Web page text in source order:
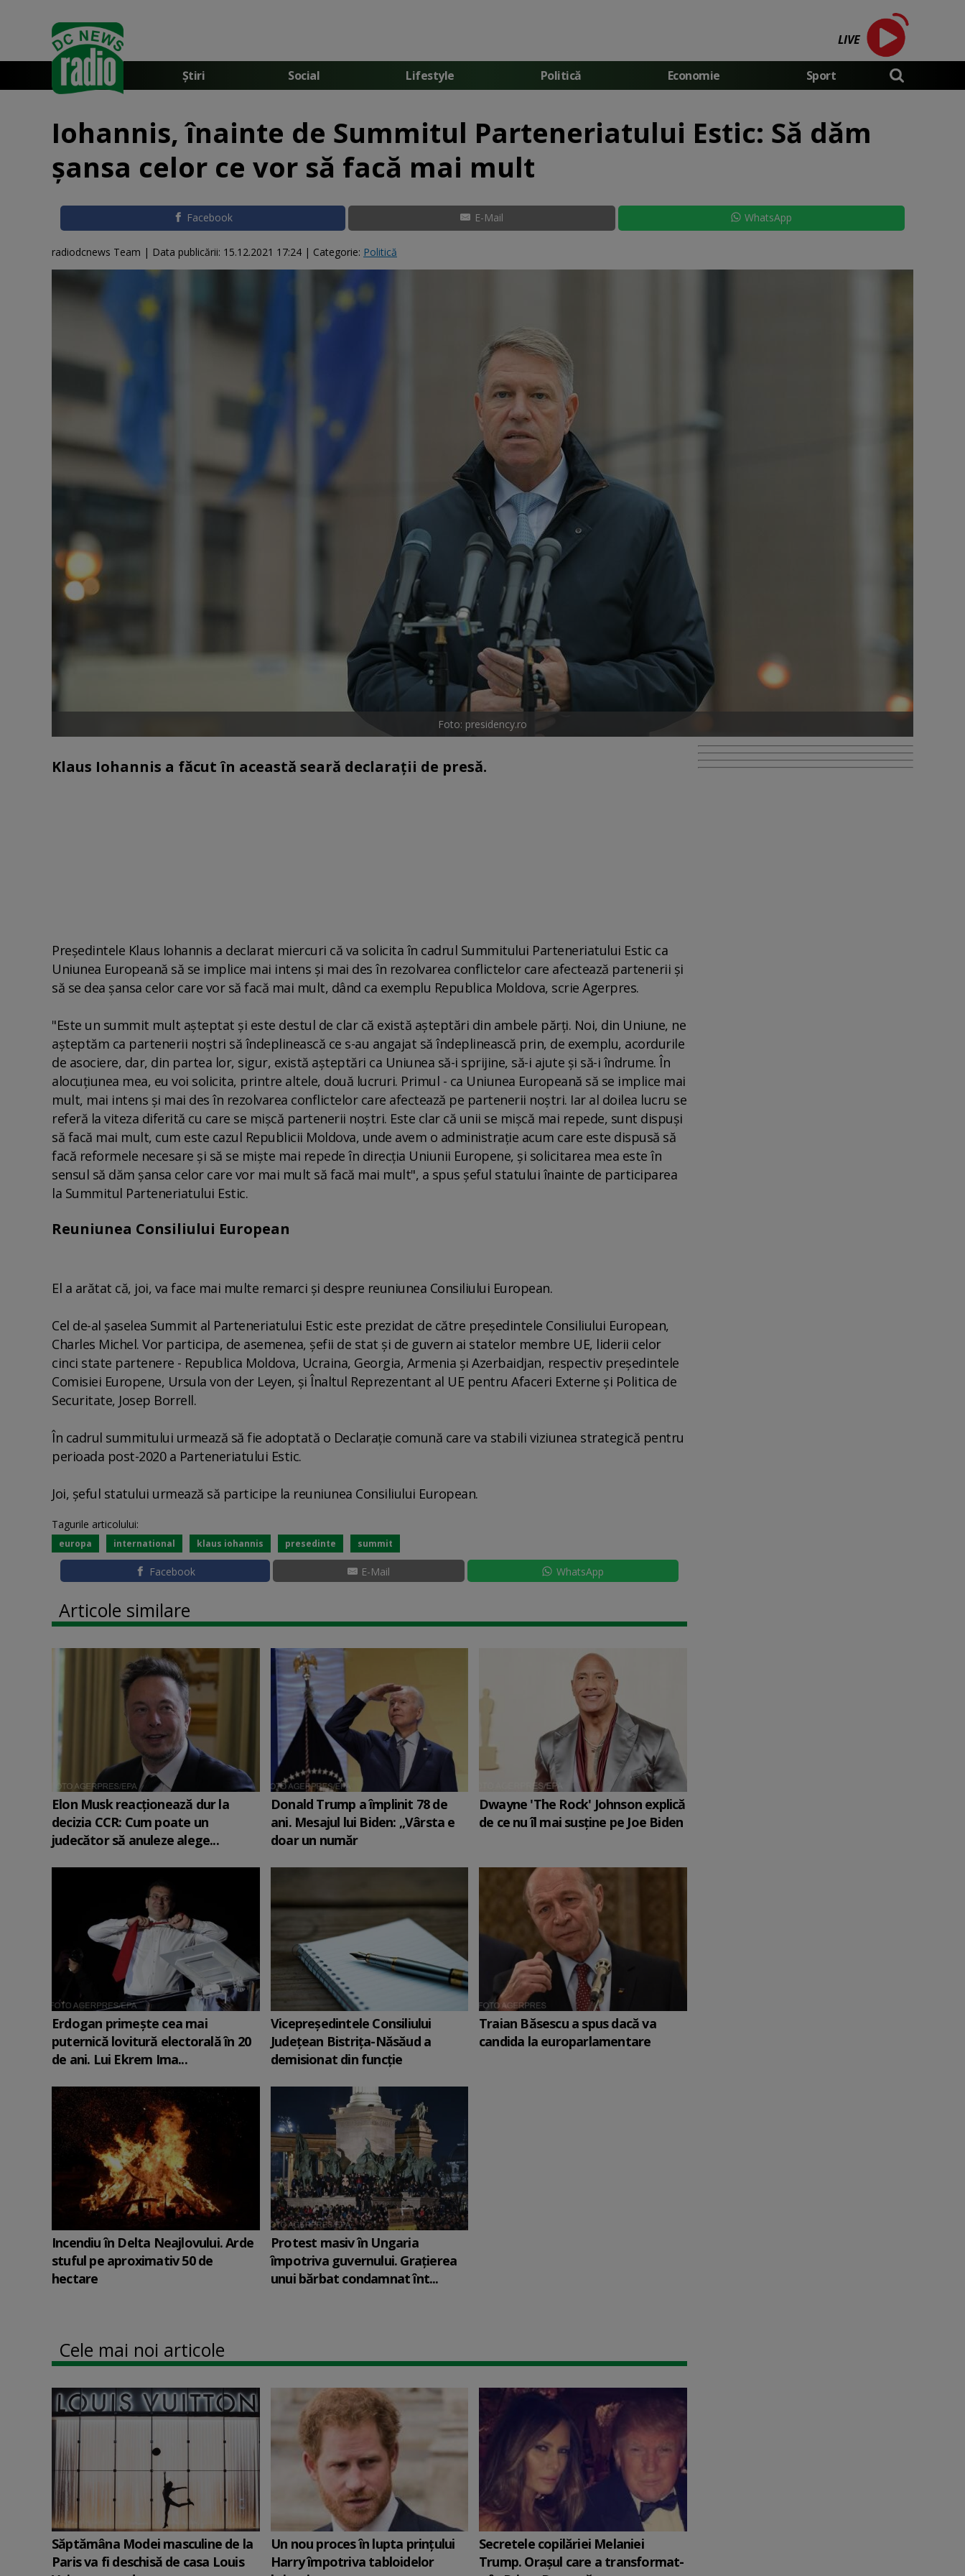
LIVE
Știri Social Lifestyle Politică Economie Sport
Iohannis, înainte de Summitul Parteneriatului Estic: Să dăm
şansa celor ce vor să facă mai mult
Facebook E-Mail WhatsApp
radiodcnews Team | Data publicării: 15.12.2021 17:24 | Categorie: Politică
Foto: presidency.ro
Klaus Iohannis a făcut în această seară declarații de presă.
Preşedintele Klaus Iohannis a declarat miercuri că va solicita în cadrul Summitului Parteneriatului Estic ca
Uniunea Europeană să se implice mai intens şi mai des în rezolvarea conflictelor care afectează partenerii şi
să se dea şansa celor care vor să facă mai mult, dând ca exemplu Republica Moldova, scrie Agerpres.
"Este un summit mult aşteptat şi este destul de clar că există aşteptări din ambele părţi. Noi, din Uniune, ne
aşteptăm ca partenerii noştri să îndeplinească ce s-au angajat să îndeplinească prin, de exemplu, acordurile
de asociere, dar, din partea lor, sigur, există aşteptări ca Uniunea să-i sprijine, să-i ajute şi să-i îndrume. În
alocuţiunea mea, eu voi solicita, printre altele, două lucruri. Primul - ca Uniunea Europeană să se implice mai
mult, mai intens şi mai des în rezolvarea conflictelor care afectează pe partenerii noştri. Iar al doilea lucru se
referă la viteza diferită cu care se mişcă partenerii noştri. Este clar că unii se mişcă mai repede, sunt dispuşi
să facă mai mult, cum este cazul Republicii Moldova, unde avem o administraţie acum care este dispusă să
facă reformele necesare şi să se mişte mai repede în direcţia Uniunii Europene, şi solicitarea mea este în
sensul să dăm şansa celor care vor mai mult să facă mai mult", a spus şeful statului înainte de participarea
la Summitul Parteneriatului Estic.
Reuniunea Consiliului European
El a arătat că, joi, va face mai multe remarci şi despre reuniunea Consiliului European.
Cel de-al şaselea Summit al Parteneriatului Estic este prezidat de către preşedintele Consiliului European,
Charles Michel. Vor participa, de asemenea, şefii de stat şi de guvern ai statelor membre UE, liderii celor
cinci state partenere - Republica Moldova, Ucraina, Georgia, Armenia şi Azerbaidjan, respectiv preşedintele
Comisiei Europene, Ursula von der Leyen, şi Înaltul Reprezentant al UE pentru Afaceri Externe şi Politica de
Securitate, Josep Borrell.
În cadrul summitului urmează să fie adoptată o Declaraţie comună care va stabili viziunea strategică pentru
perioada post-2020 a Parteneriatului Estic.
Joi, şeful statului urmează să participe la reuniunea Consiliului European.
Tagurile articolului:
europa international klaus iohannis presedinte summit
Facebook E-Mail WhatsApp
Articole similare
Elon Musk reacționează dur la
decizia CCR: Cum poate un
judecător să anuleze alege...
Donald Trump a împlinit 78 de
ani. Mesajul lui Biden: „Vârsta e
doar un număr
Dwayne 'The Rock' Johnson explică
de ce nu îl mai susține pe Joe Biden
Erdogan primește cea mai
puternică lovitură electorală în 20
de ani. Lui Ekrem Ima...
Vicepreşedintele Consiliului
Judeţean Bistriţa-Năsăud a
demisionat din funcție
Traian Băsescu a spus dacă va
candida la europarlamentare
Incendiu în Delta Neajlovului. Arde
stuful pe aproximativ 50 de
hectare
Protest masiv în Ungaria
împotriva guvernului. Graţierea
unui bărbat condamnat înt...
Cele mai noi articole
Săptămâna Modei masculine de la
Paris va fi deschisă de casa Louis
Un nou proces în lupta prinţului
Harry împotriva tabloidelor
Secretele copilăriei Melaniei
Trump. Orașul care a transformat-